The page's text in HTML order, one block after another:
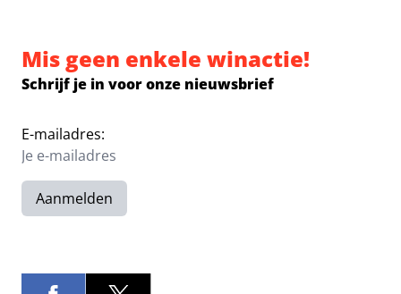
Mis geen enkele winactie!
Schrijf je in voor onze nieuwsbrief
E-mailadres:
Aanmelden